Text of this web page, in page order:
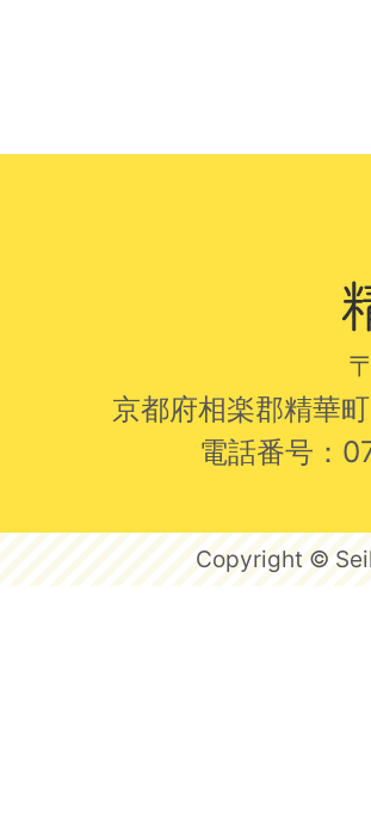
京都府相楽郡精華
電話番号：
Copyright ©